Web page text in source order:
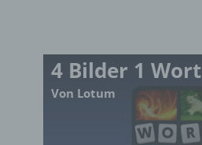
4 Bilder 1 Wort
Von Lotum